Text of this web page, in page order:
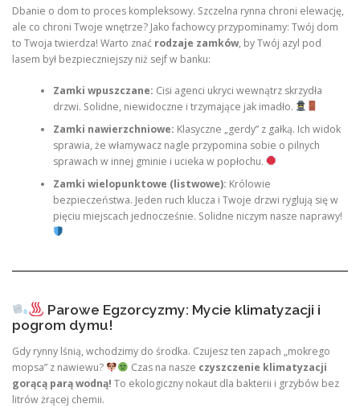
Dbanie o dom to proces kompleksowy. Szczelna rynna chroni elewację,
ale co chroni Twoje wnętrze? Jako fachowcy przypominamy: Twój dom
to Twoja twierdza! Warto znać rodzaje zamków, by Twój azyl pod
lasem był bezpieczniejszy niż sejf w banku:
Zamki wpuszczane: Cisi agenci ukryci wewnątrz skrzydła
drzwi. Solidne, niewidoczne i trzymające jak imadło.
Zamki nawierzchniowe: Klasyczne „gerdy” z gałką. Ich widok
sprawia, że włamywacz nagle przypomina sobie o pilnych
sprawach w innej gminie i ucieka w popłochu.
Zamki wielopunktowe (listwowe): Królowie
bezpieczeństwa. Jeden ruch klucza i Twoje drzwi ryglują się w
pięciu miejscach jednocześnie. Solidne niczym nasze naprawy!
Parowe Egzorcyzmy: Mycie klimatyzacji i
pogrom dymu!
Gdy rynny lśnią, wchodzimy do środka. Czujesz ten zapach „mokrego
mopsa” z nawiewu?
Czas na nasze czyszczenie klimatyzacji
gorącą parą wodną! To ekologiczny nokaut dla bakterii i grzybów bez
litrów żrącej chemii.